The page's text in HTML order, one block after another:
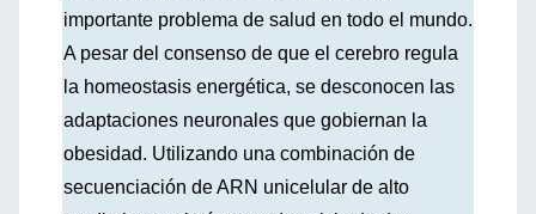
importante problema de salud en todo el mundo.
A pesar del consenso de que el cerebro regula
la homeostasis energética, se desconocen las
adaptaciones neuronales que gobiernan la
obesidad. Utilizando una combinación de
secuenciación de ARN unicelular de alto